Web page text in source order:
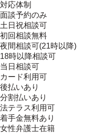
対応体制
面談予約のみ
土日祝相談可
初回相談無料
夜間相談可(21時以降)
18時以降相談可
当日相談可
カード利用可
後払いあり
分割払いあり
法テラス利用可
着手金無料あり
女性弁護士在籍